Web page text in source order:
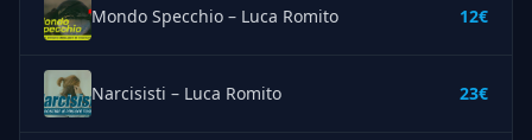
Mondo Specchio – Luca Romito 12€
Narcisisti – Luca Romito 23€